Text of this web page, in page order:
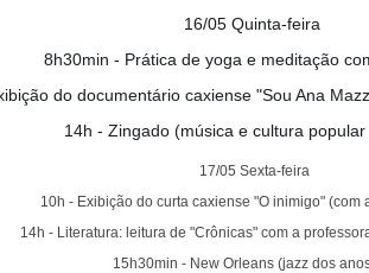
16/05 Quinta-feira
8h30min - Prática de yoga e meditação
do documentário caxiense "Sou Ana
14h - Zingado (música e cultura
17/05 Sexta-feira
10h - Exibição do curta caxiense "O inimigo" (com
14h - Literatura: leitura de "Crônicas" com a
15h30min - New Orleans (jazz dos